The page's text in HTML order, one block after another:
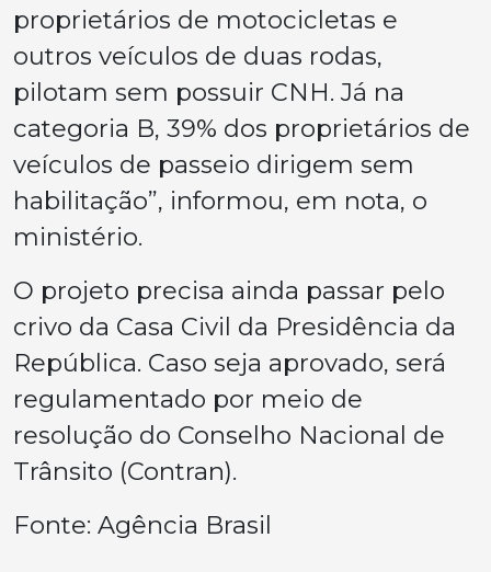
proprietários de motocicletas e
outros veículos de duas rodas,
pilotam sem possuir CNH. Já na
categoria B, 39% dos proprietários de
veículos de passeio dirigem sem
habilitação”, informou, em nota, o
ministério.
O projeto precisa ainda passar pelo
crivo da Casa Civil da Presidência da
República. Caso seja aprovado, será
regulamentado por meio de
resolução do Conselho Nacional de
Trânsito (Contran).
Fonte: Agência Brasil